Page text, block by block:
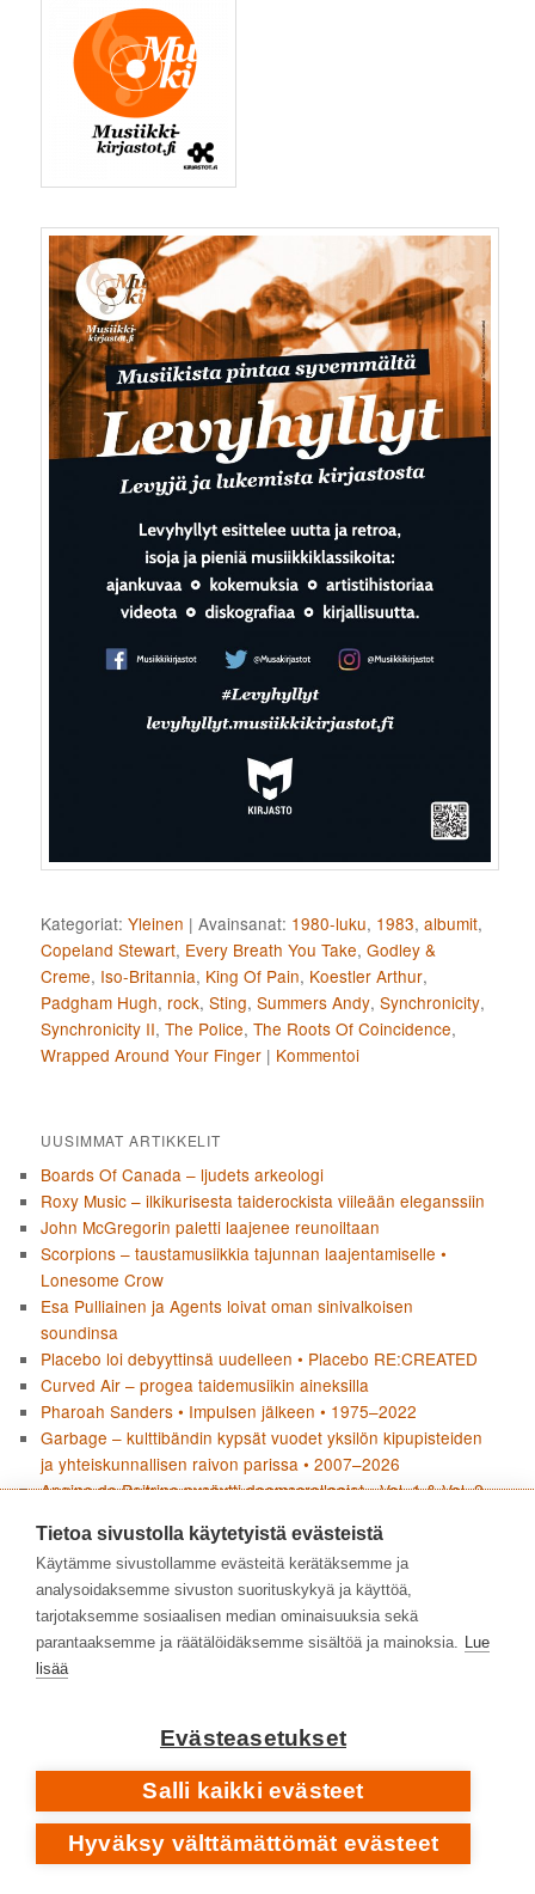
Kategoriat: Yleinen |Avainsanat: 1980-luku, 1983,albumit,
Copeland Stewart, Every Breath You Take,Godley &
Creme, Iso-Britannia, King Of Pain, Koestler Arthur,
Padgham Hugh, rock,Sting,Summers Andy,Synchronicity,
Synchronicity II,The Police,The Roots Of Coincidence,
Wrapped Around Your Finger | Kommentoi
UUSIMMAT ARTIKKELIT
Boards Of Canada – ljudets arkeologi
Roxy Music – ilkikurisesta taiderockista viileään eleganssiin
John McGregorin paletti laajenee reunoiltaan
Scorpions – taustamusiikkia tajunnan laajentamiselle •
Lonesome Crow
Esa Pulliainen ja Agents loivat oman sinivalkoisen
soundinsa
Placebo loi debyyttinsä uudelleen • Placebo RE:CREATED
Curved Air – progea taidemusiikin aineksilla
Pharoah Sanders • Impulsen jälkeen • 1975–2022
Garbage – kulttibändin kypsät vuodet yksilön kipupisteiden
ja yhteiskunnallisen raivon parissa • 2007–2026
Angine de Poitrine pysäytti doomscrollaajat • Vol. 1 & Vol. 2
Boards Of Canada – äänen arkeologiaa
Joni Mitchellin Blue ei jätä mitään kertomatta
Pharoah Sanders – tyyntä, myrskyä ja tuliperäistä voimaa •
1964–1974
Flean paluu jazzjuurille • Honora
Tietoa sivustolla käytetyistä evästeistä
Käytämme sivustollamme evästeitä kerätäksemme ja
analysoidaksemme sivuston suorituskykyä ja käyttöä,
tarjotaksemme sosiaalisen median ominaisuuksia sekä
parantaaksemme ja räätälöidäksemme sisältöä ja mainoksia. Lue
lisää
Evästeasetukset
Salli kaikki evästeet
Hyväksy välttämättömät evästeet